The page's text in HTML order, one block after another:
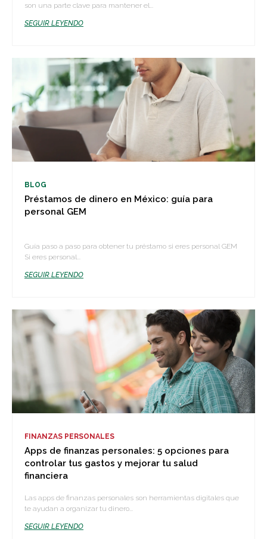
son una parte clave para mantener el...
SEGUIR LEYENDO
BLOG
Préstamos de dinero en México: guía para
personal GEM
Guía paso a paso para obtener tu préstamo si eres personal GEM
Si eres personal...
SEGUIR LEYENDO
FINANZAS PERSONALES
Apps de finanzas personales: 5 opciones para
controlar tus gastos y mejorar tu salud
financiera
Las apps de finanzas personales son herramientas digitales que
te ayudan a organizar tu dinero...
SEGUIR LEYENDO